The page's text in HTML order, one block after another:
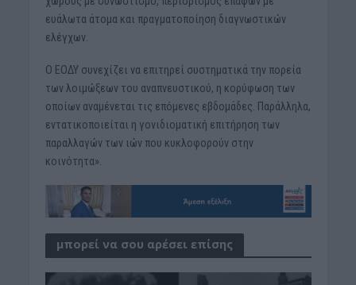
ευάλωτα άτομα και πραγματοποίηση διαγνωστικών
ελέγχων.
Ο ΕΟΔΥ συνεχίζει να επιτηρεί συστηματικά την πορεία
των λοιμώξεων του αναπνευστικού, η κορύφωση των
οποίων αναμένεται τις επόμενες εβδομάδες. Παράλληλα,
εντατικοποιείται η γονιδιοματική επιτήρηση των
παραλλαγών των ιών που κυκλοφορούν στην
κοινότητα».
μπορεί να σου αρέσει επίσης